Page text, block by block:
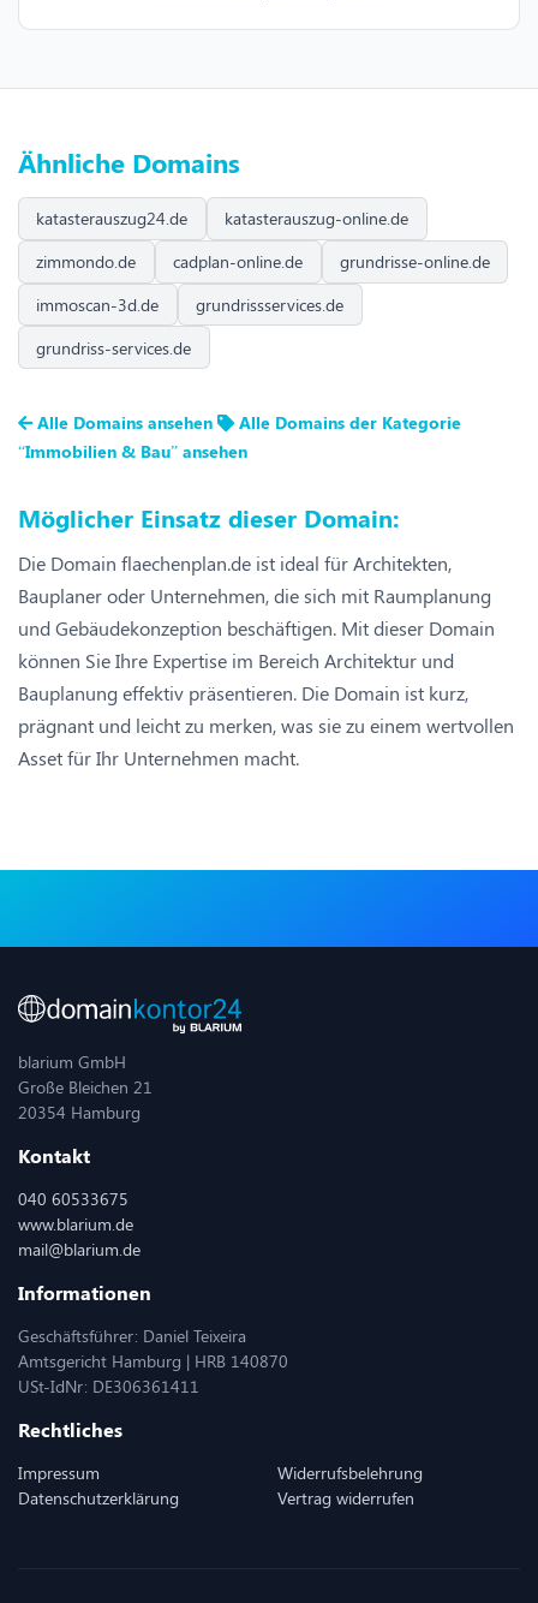
Ähnliche Domains
katasterauszug24.de
katasterauszug-online.de
zimmondo.de
cadplan-online.de
grundrisse-online.de
immoscan-3d.de
grundrissservices.de
grundriss-services.de
Alle Domains ansehen
Alle Domains der Kategorie
“Immobilien & Bau” ansehen
Möglicher Einsatz dieser Domain:
Die Domain flaechenplan.de ist ideal für Architekten,
Bauplaner oder Unternehmen, die sich mit Raumplanung
und Gebäudekonzeption beschäftigen. Mit dieser Domain
können Sie Ihre Expertise im Bereich Architektur und
Bauplanung effektiv präsentieren. Die Domain ist kurz,
prägnant und leicht zu merken, was sie zu einem wertvollen
Asset für Ihr Unternehmen macht.
blarium GmbH
Große Bleichen 21
20354 Hamburg
Kontakt
040 60533675
www.blarium.de
mail@blarium.de
Informationen
Geschäftsführer: Daniel Teixeira
Amtsgericht Hamburg | HRB 140870
USt-IdNr: DE306361411
Rechtliches
Impressum
Datenschutzerklärung
Widerrufsbelehrung
Vertrag widerrufen